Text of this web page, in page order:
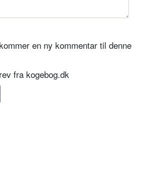
en ny kommentar til denne
fra kogebog.dk